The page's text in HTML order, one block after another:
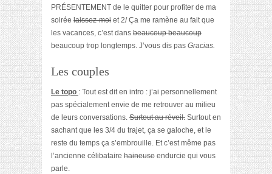
PRÉSENTEMENT de le quitter pour profiter de ma
soirée laissez-moi et 2/ Ça me ramène au fait que
les vacances, c’est dans beaucoup beaucoup
beaucoup trop longtemps. J’vous dis pas Gracias.
Les couples
Le topo : Tout est dit en intro : j’ai personnellement
pas spécialement envie de me retrouver au milieu
de leurs conversations. Surtout au réveil. Surtout en
sachant que les 3/4 du trajet, ça se galoche, et le
reste du temps ça s’embrouille. Et c’est même pas
l’ancienne célibataire haineuse endurcie qui vous
parle.